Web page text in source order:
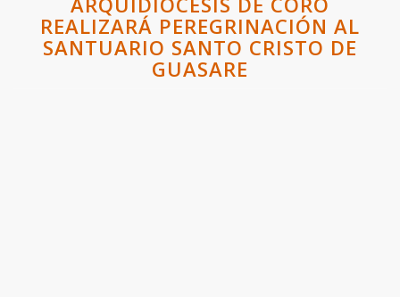
REALIZARÁ PEREGRINACIÓN AL
SANTUARIO SANTO CRISTO DE
GUASARE